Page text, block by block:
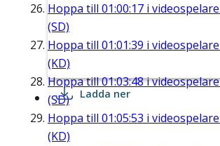
Hoppa till 01:00:17 i
(SD)
Hoppa till 01:01:39 i
(KD)
Hoppa till01:03:48i
(SD)
Hoppa till 01:05:53 i
(KD)
Ladda ner